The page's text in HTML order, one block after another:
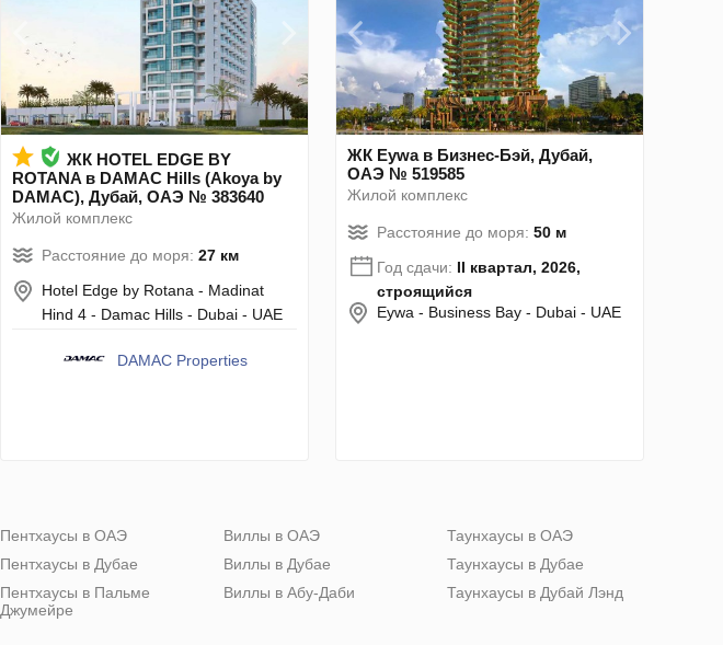
ЖК HOTEL EDGE BY
ROTANA в DAMAC Hills (Akoya by
DAMAC), Дубай, ОАЭ № 383640
Жилой комплекс
Расстояние до моря: 27 км
Hotel Edge by Rotana - Madinat
Hind 4 - Damac Hills - Dubai - UAE
DAMAC Properties
ЖК Eywa в Бизнес-Бэй, Дубай,
ОАЭ № 519585
Жилой комплекс
Расстояние до моря: 50 м
Год сдачи: II квартал, 2026,
строящийся
Eywa - Business Bay - Dubai - UAE
Пентхаусы в ОАЭ
Пентхаусы в Дубае
Пентхаусы в Пальме
Джумейре
Виллы в ОАЭ
Виллы в Дубае
Виллы в Абу-Даби
Таунхаусы в ОАЭ
Таунхаусы в Дубае
Таунхаусы в Дубай Лэнд